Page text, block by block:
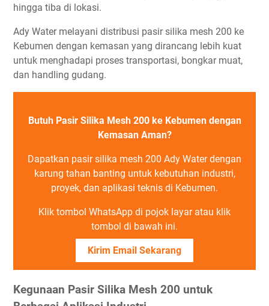
hingga tiba di lokasi.
Ady Water melayani distribusi pasir silika mesh 200 ke
Kebumen dengan kemasan yang dirancang lebih kuat
untuk menghadapi proses transportasi, bongkar muat,
dan handling gudang.
Butuh Pasir Silika Mesh 200 ke Kebumen dengan
Kemasan Aman?
Dapatkan pasir silika mesh 200 Ady Water dengan
karung tahan banting untuk kebutuhan industri,
proyek, dan aplikasi teknis di Kebumen.
Klik tombol WhatsApp di pojok layar atau klik
tombol di bawah ini.
Kirim Email Sekarang
Kegunaan Pasir Silika Mesh 200 untuk